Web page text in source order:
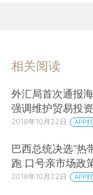
相关阅读
外汇局首次通报
强调维护贸易投
2018年10月22日 APP
巴西总统决选“热
跑 口号亲市场政
2018年10月22日 APP